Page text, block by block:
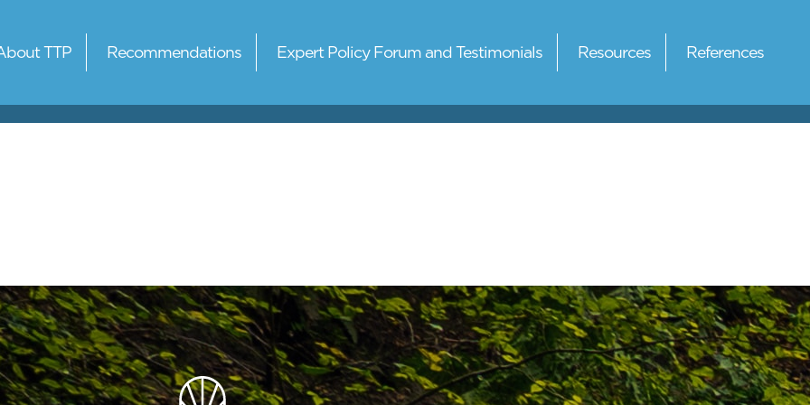
TTP Recommendations Expert Policy Forum and Testimonials Resources References